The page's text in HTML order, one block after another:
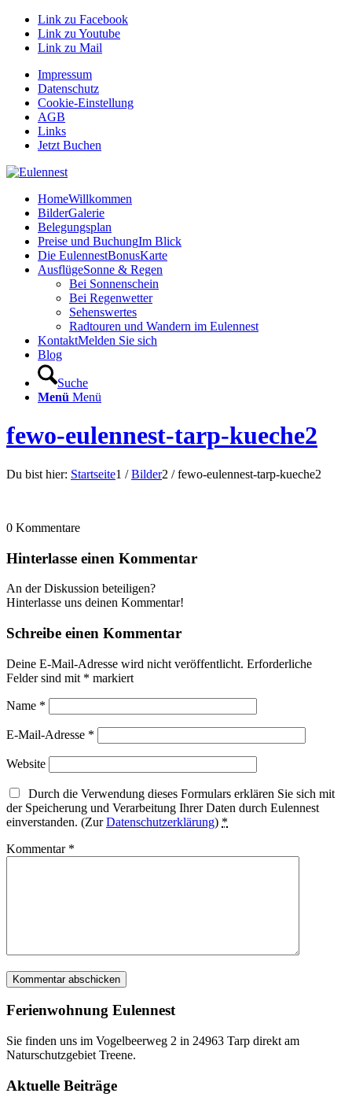
Link zu Facebook
Link zu Youtube
Link zu Mail
Impressum
Datenschutz
Cookie-Einstellung
AGB
Links
Jetzt Buchen
HomeWillkommen
BilderGalerie
Belegungsplan
Preise und BuchungIm Blick
Die EulennestBonusKarte
AusflügeSonne & Regen
Bei Sonnenschein
Bei Regenwetter
Sehenswertes
Radtouren und Wandern im Eulennest
KontaktMelden Sie sich
Blog
Suche
Menü Menü
fewo-eulennest-tarp-kueche2
Du bist hier: Startseite1 / Bilder2 / fewo-eulennest-tarp-kueche2
0 Kommentare
Hinterlasse einen Kommentar
An der Diskussion beteiligen?
Hinterlasse uns deinen Kommentar!
Schreibe einen Kommentar
Deine E-Mail-Adresse wird nicht veröffentlicht. Erforderliche
Felder sind mit * markiert
Name *
E-Mail-Adresse *
Website
Durch die Verwendung dieses Formulars erklären Sie sich mit
der Speicherung und Verarbeitung Ihrer Daten durch Eulennest
einverstanden. (ZurDatenschutzerklärung) *
Kommentar *
Ferienwohnung Eulennest
Sie finden uns im Vogelbeerweg 2 in 24963 Tarp direkt am
Naturschutzgebiet Treene.
Aktuelle Beiträge